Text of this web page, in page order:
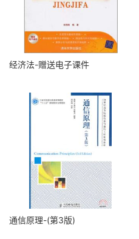
经济法-赠送电子课件
通信原理-(第3版)